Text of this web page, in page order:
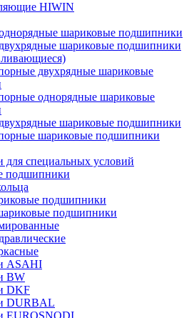
HIWIN
шариковые подшипники
шариковые подшипники
двухрядные шариковые
однорядные шариковые
шариковые подшипники
шариковые подшипники
специальных условий
подшипники
подшипники
подшипники
ASAHI
BW
DKF
DURBAL
EUROSNODI